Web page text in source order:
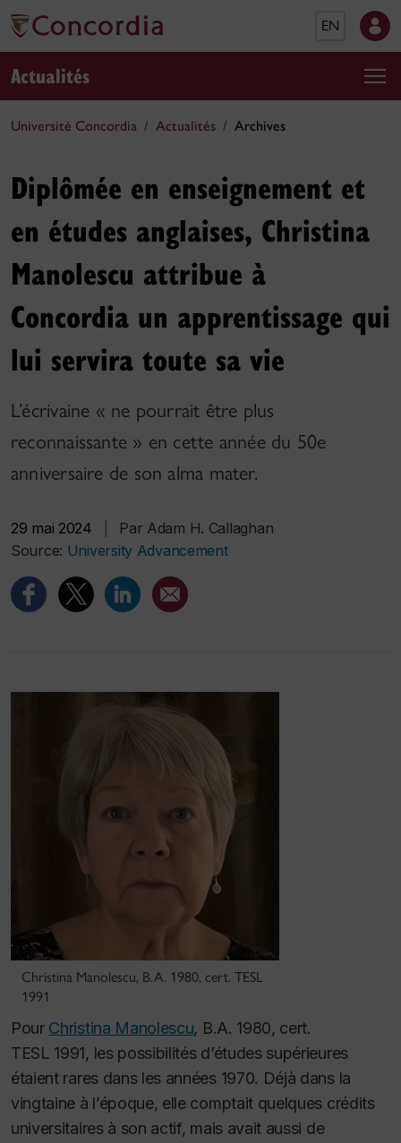
EN
Actualités
Université Concordia Actualités Archives
Diplômée en enseignement et
en études anglaises, Christina
Manolescu attribue à
Concordia un apprentissage qui
lui servira toute sa vie
L’écrivaine « ne pourrait être plus
reconnaissante » en cette année du 50e
anniversaire de son alma mater.
29 mai 2024
Par Adam H. Callaghan
Source: University Advancement
Christina Manolescu, B.A. 1980, cert. TESL
1991
Pour Christina Manolescu, B.A. 1980, cert.
TESL 1991, les possibilités d’études supérieures
étaient rares dans les années 1970. Déjà dans la
vingtaine à l’époque, elle comptait quelques crédits
universitaires à son actif, mais avait aussi de